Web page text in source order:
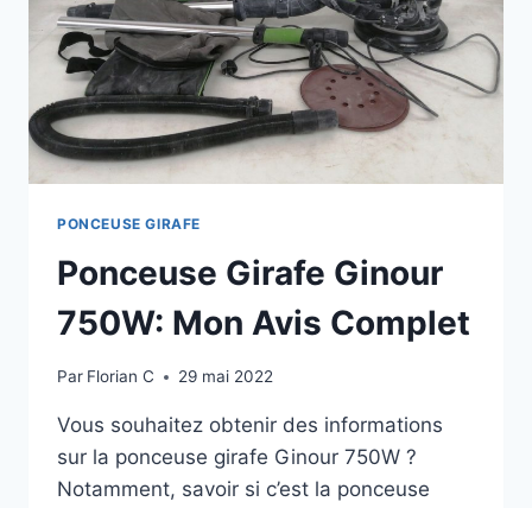
PONCEUSE GIRAFE
Ponceuse Girafe Ginour
750W: Mon Avis Complet
Par Florian C 29 mai 2022
Vous souhaitez obtenir des informations
sur la ponceuse girafe Ginour 750W ?
Notamment, savoir si c’est la ponceuse